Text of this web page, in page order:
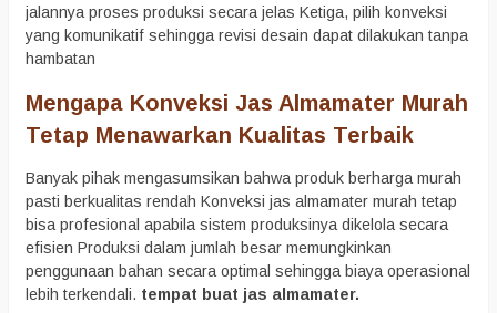
jalannya proses produksi secara jelas Ketiga, pilih konveksi
yang komunikatif sehingga revisi desain dapat dilakukan tanpa
hambatan
Mengapa Konveksi Jas Almamater Murah
Tetap Menawarkan Kualitas Terbaik
Banyak pihak mengasumsikan bahwa produk berharga murah
pasti berkualitas rendah Konveksi jas almamater murah tetap
bisa profesional apabila sistem produksinya dikelola secara
efisien Produksi dalam jumlah besar memungkinkan
penggunaan bahan secara optimal sehingga biaya operasional
lebih terkendali. tempat buat jas almamater.